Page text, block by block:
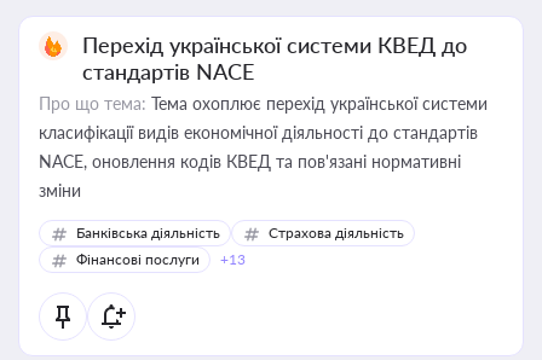
Перехід української системи КВЕД до
стандартів NACE
Про що тема: Тема охоплює перехід української системи
класифікації видів економічної діяльності до стандартів
NACE, оновлення кодів КВЕД та пов'язані нормативні
зміни
Банківська діяльність
Страхова діяльність
Фінансові послуги
+13